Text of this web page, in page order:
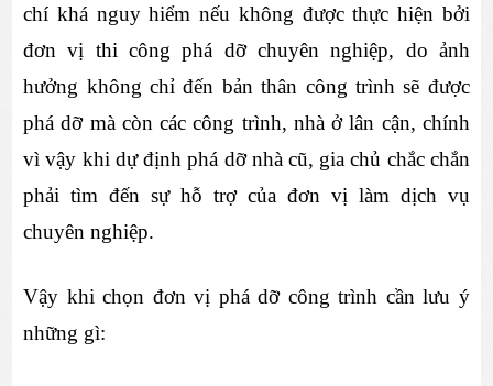
chí khá nguy hiểm nếu không được thực hiện bởi
đơn vị thi công phá dỡ chuyên nghiệp, do ảnh
hưởng không chỉ đến bản thân công trình sẽ được
phá dỡ mà còn các công trình, nhà ở lân cận, chính
vì vậy khi dự định phá dỡ nhà cũ, gia chủ chắc chắn
phải tìm đến sự hỗ trợ của đơn vị làm dịch vụ
chuyên nghiệp.
Vậy khi chọn đơn vị phá dỡ công trình cần lưu ý
những gì: